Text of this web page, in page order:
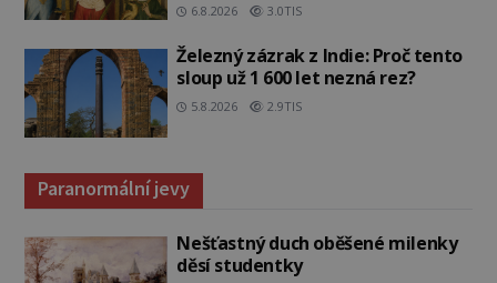
6.8.2026 3.0TIS
Železný zázrak z Indie: Proč tento
sloup už 1 600 let nezná rez?
5.8.2026 2.9TIS
Paranormální jevy
Nešťastný duch oběšené milenky
děsí studentky